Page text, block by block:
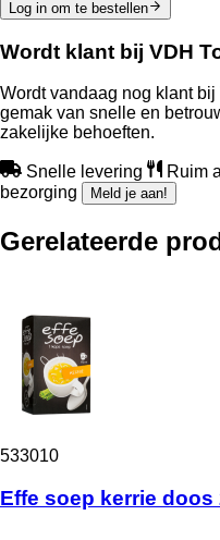
Log in om te bestellen
Wordt klant bij VDH
Wordt vandaag nog klant
gemak van snelle en
zakelijke behoeften.
Snelle levering Ruim
bezorging
Meld je aan!
Gerelateerde
533010
Effe soep kerrie doos